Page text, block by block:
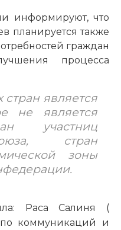
информируют, что
планируется также
граждан
процесса
стран является
не является
участниц
стран
зоны
Раса Салиня (
по коммуникаций и